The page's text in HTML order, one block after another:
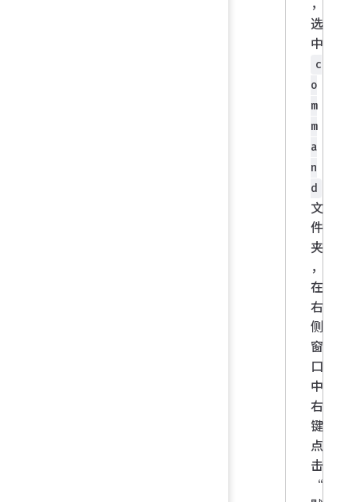
选
中
c
o
m
m
a
n
d
文
件
夹
，
在
右
侧
窗
口
中
右
键
点
击
“